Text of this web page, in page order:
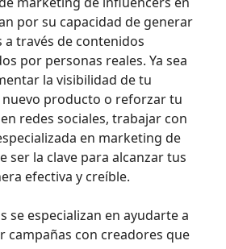
por su capacidad de generar
a través de contenidos
por personas reales. Ya sea
la visibilidad de tu
nuevo producto o reforzar tu
redes sociales, trabajar con
en marketing de
ser la clave para alcanzar tus
efectiva y creíble.
se especializan en ayudarte a
campañas con creadores que